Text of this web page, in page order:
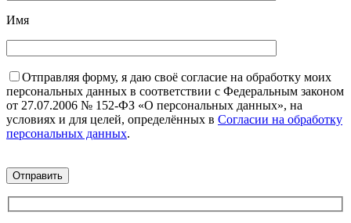
Имя
Отправляя форму, я даю своё согласие на обработку моих
персональных данных в соответствии с Федеральным законом
от 27.07.2006 № 152-ФЗ «О персональных данных», на
условиях и для целей, определённых в Согласии на обработку
персональных данных.